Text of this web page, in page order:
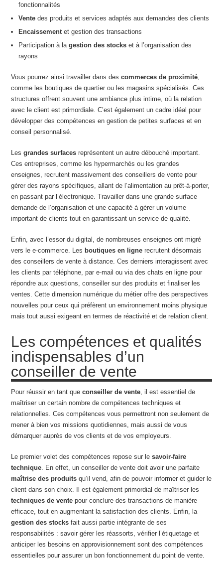
fonctionnalités
Vente des produits et services adaptés aux demandes des clients
Encaissementet gestion des transactions
Participation à lagestion des stocks et à l’organisation des
rayons
Vous pourrez ainsi travailler dans descommerces de proximité,
comme les boutiques de quartier ou les magasins spécialisés. Ces
structures offrent souvent une ambiance plus intime, où la relation
avec le client est primordiale. C’est également un cadre idéal pour
développer des compétences en gestion de petites surfaces et en
conseil personnalisé.
Lesgrandes surfaces représentent un autre débouché important.
Ces entreprises, comme les hypermarchés ou les grandes
enseignes, recrutent massivement des conseillers de vente pour
gérer des rayons spécifiques, allant de l’alimentation au prêt-à-porter,
en passant par l’électronique. Travailler dans une grande surface
demande de l’organisation et une capacité à gérer un volume
important de clients tout en garantissant un service de qualité.
Enfin, avec l’essor du digital, de nombreuses enseignes ont migré
vers le e-commerce. Les boutiques en ligne recrutent désormais
des conseillers de vente à distance. Ces derniers interagissent avec
les clients par téléphone, par e-mail ou via des chats en ligne pour
répondre aux questions, conseiller sur des produits et finaliser les
ventes. Cette dimension numérique du métier offre des perspectives
nouvelles pour ceux qui préfèrent un environnement moins physique
mais tout aussi exigeant en termes de réactivité et de relation client.
Les compétences et qualités
indispensables d’un
conseiller de vente
Pour réussir en tant queconseiller de vente, il est essentiel de
maîtriser un certain nombre de compétences techniques et
relationnelles. Ces compétences vous permettront non seulement de
mener à bien vos missions quotidiennes, mais aussi de vous
démarquer auprès de vos clients et de vos employeurs.
Le premier volet des compétences repose sur lesavoir-faire
technique. En effet, un conseiller de vente doit avoir une parfaite
maîtrise des produits qu’il vend, afin de pouvoir informer et guider le
client dans son choix. Il est également primordial de maîtriser les
techniques de vente pour conclure des transactions de manière
efficace, tout en augmentant la satisfaction des clients. Enfin, la
gestion des stocks fait aussi partie intégrante de ses
responsabilités : savoir gérer les réassorts, vérifier l’étiquetage et
anticiper les besoins en approvisionnement sont des compétences
essentielles pour assurer un bon fonctionnement du point de vente.